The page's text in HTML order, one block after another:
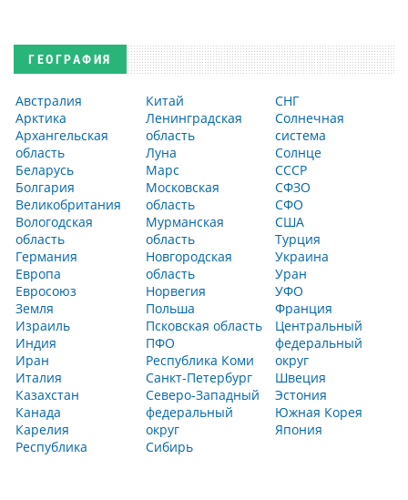
ГЕОГРАФИЯ
Австралия
Арктика
Архангельская
область
Беларусь
Болгария
Великобритания
Вологодская
область
Германия
Европа
Евросоюз
Земля
Израиль
Индия
Иран
Италия
Казахстан
Канада
Карелия
Республика
Китай
Ленинградская
область
Луна
Марс
Московская
область
Мурманская
область
Новгородская
область
Норвегия
Польша
Псковская область
ПФО
Республика Коми
Санкт-Петербург
Северо-Западный
федеральный
округ
Сибирь
СНГ
Солнечная
система
Солнце
СССР
СФЗО
СФО
США
Турция
Украина
Уран
УФО
Франция
Центральный
федеральный
округ
Швеция
Эстония
Южная Корея
Япония